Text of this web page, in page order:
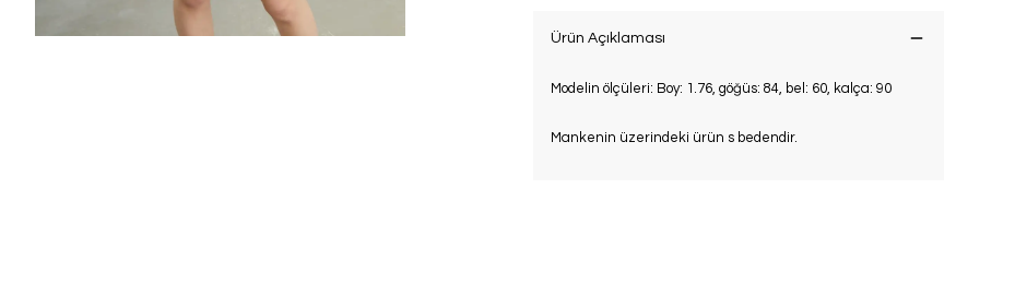
Ürün Açıklaması
Modelin ölçüleri: Boy: 1.76, göğüs: 84, bel: 60, kalça: 90
Mankenin üzerindeki ürün s bedendir.